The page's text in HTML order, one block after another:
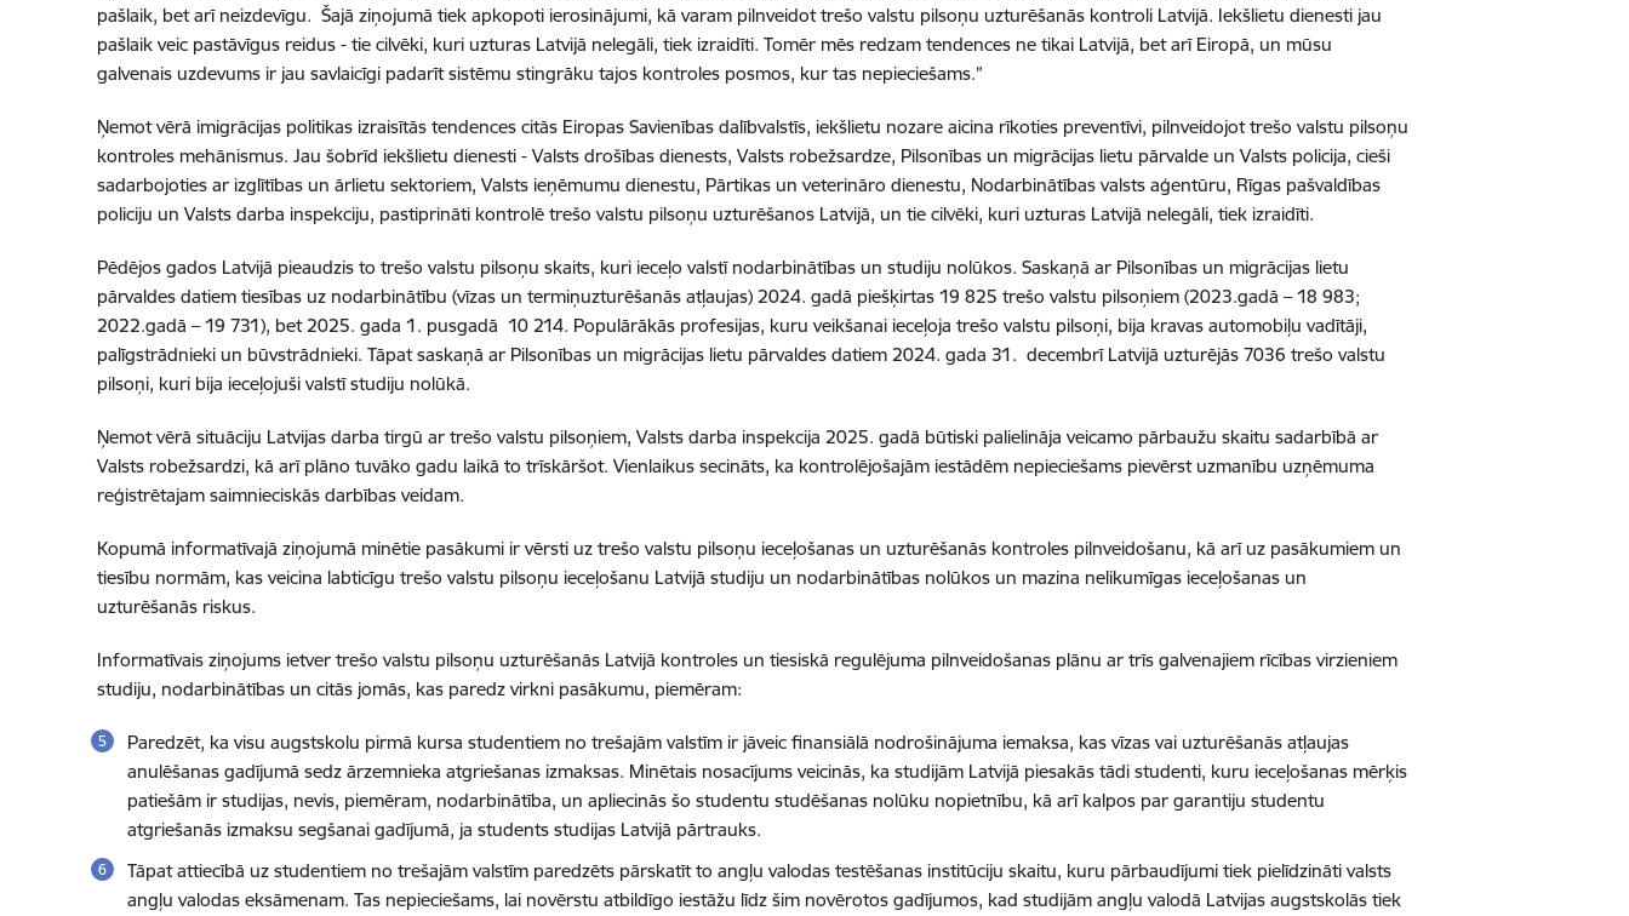
pašlaik, bet arī neizdevīgu. Šajā ziņojumā tiek apkopoti ierosinājumi, kā varam pilnveidot trešo valstu pilsoņu uzturēšanās kontroli Latvijā. Iekšlietu dienesti jau
pašlaik veic pastāvīgus reidus - tie cilvēki, kuri uzturas Latvijā nelegāli, tiek izraidīti. Tomēr mēs redzam tendences ne tikai Latvijā, bet arī Eiropā, un mūsu
galvenais uzdevums ir jau savlaicīgi padarīt sistēmu stingrāku tajos kontroles posmos, kur tas nepieciešams.”
Ņemot vērā imigrācijas politikas izraisītās tendences citās Eiropas Savienības dalībvalstīs, iekšlietu nozare aicina rīkoties preventīvi, pilnveidojot trešo valstu pilsoņu
kontroles mehānismus. Jau šobrīd iekšlietu dienesti - Valsts drošības dienests, Valsts robežsardze, Pilsonības un migrācijas lietu pārvalde un Valsts policija, cieši
sadarbojoties ar izglītības un ārlietu sektoriem, Valsts ieņēmumu dienestu, Pārtikas un veterināro dienestu, Nodarbinātības valsts aģentūru, Rīgas pašvaldības
policiju un Valsts darba inspekciju, pastiprināti kontrolē trešo valstu pilsoņu uzturēšanos Latvijā, un tie cilvēki, kuri uzturas Latvijā nelegāli, tiek izraidīti.
Pēdējos gados Latvijā pieaudzis to trešo valstu pilsoņu skaits, kuri ieceļo valstī nodarbinātības un studiju nolūkos. Saskaņā ar Pilsonības un migrācijas lietu
pārvaldes datiem tiesības uz nodarbinātību (vīzas un termiņuzturēšanās atļaujas) 2024. gadā piešķirtas 19 825 trešo valstu pilsoņiem (2023.gadā – 18 983;
2022.gadā – 19 731), bet 2025. gada 1. pusgadā 10 214. Populārākās profesijas, kuru veikšanai ieceļoja trešo valstu pilsoņi, bija kravas automobiļu vadītāji,
palīgstrādnieki un būvstrādnieki. Tāpat saskaņā ar Pilsonības un migrācijas lietu pārvaldes datiem 2024. gada 31. decembrī Latvijā uzturējās 7036 trešo valstu
pilsoņi, kuri bija ieceļojuši valstī studiju nolūkā.
Ņemot vērā situāciju Latvijas darba tirgū ar trešo valstu pilsoņiem, Valsts darba inspekcija 2025. gadā būtiski palielināja veicamo pārbaužu skaitu sadarbībā ar
Valsts robežsardzi, kā arī plāno tuvāko gadu laikā to trīskāršot. Vienlaikus secināts, ka kontrolējošajām iestādēm nepieciešams pievērst uzmanību uzņēmuma
reģistrētajam saimnieciskās darbības veidam.
Kopumā informatīvajā ziņojumā minētie pasākumi ir vērsti uz trešo valstu pilsoņu ieceļošanas un uzturēšanās kontroles pilnveidošanu, kā arī uz pasākumiem un
tiesību normām, kas veicina labticīgu trešo valstu pilsoņu ieceļošanu Latvijā studiju un nodarbinātības nolūkos un mazina nelikumīgas ieceļošanas un
uzturēšanās riskus.
Informatīvais ziņojums ietver trešo valstu pilsoņu uzturēšanās Latvijā kontroles un tiesiskā regulējuma pilnveidošanas plānu ar trīs galvenajiem rīcības virzieniem
studiju, nodarbinātības un citās jomās, kas paredz virkni pasākumu, piemēram:
Paredzēt, ka visu augstskolu pirmā kursa studentiem no trešajām valstīm ir jāveic finansiālā nodrošinājuma iemaksa, kas vīzas vai uzturēšanās atļaujas
anulēšanas gadījumā sedz ārzemnieka atgriešanas izmaksas. Minētais nosacījums veicinās, ka studijām Latvijā piesakās tādi studenti, kuru ieceļošanas mērķis
patiešām ir studijas, nevis, piemēram, nodarbinātība, un apliecinās šo studentu studēšanas nolūku nopietnību, kā arī kalpos par garantiju studentu
atgriešanās izmaksu segšanai gadījumā, ja students studijas Latvijā pārtrauks.
Tāpat attiecībā uz studentiem no trešajām valstīm paredzēts pārskatīt to angļu valodas testēšanas institūciju skaitu, kuru pārbaudījumi tiek pielīdzināti valsts
angļu valodas eksāmenam. Tas nepieciešams, lai novērstu atbildīgo iestāžu līdz šim novērotos gadījumos, kad studijām angļu valodā Latvijas augstskolās tiek